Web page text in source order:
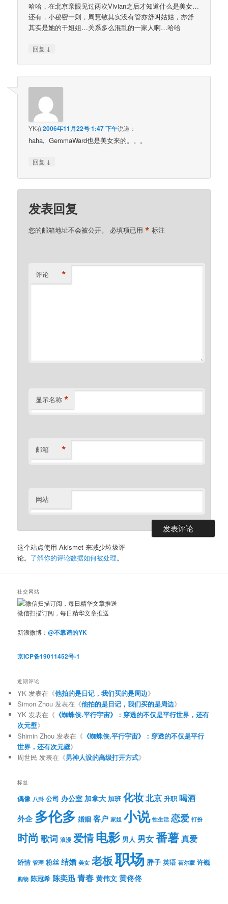
哈哈，在北京亲眼见过两次Vivian之后才知道什么是美女…
还有，小秘密一则，周慧敏其实没有管亦舒叫姑姑，亦舒
其实是她的干姐姐…关系多么混乱的一家人啊…哈哈
回复 ↓
YK在2006年11月22号 1:47 下午说道：
haha, GemmaWard也是美女来的。。。
回复 ↓
发表回复
您的邮箱地址不会被公开。 必填项已用* 标注
评论 *
显示名称 *
邮箱 *
网站
这个站点使用 Akismet 来减少垃圾评
论。 了解你的评论数据如何被处理。
社交网站
微信扫描订阅，每日精华文章推送
新浪微博：@不靠谱的YK
京ICP备19011452号-1
近期评论
YK 发表在《他拍的是日记，我们买的是周边》
Simon Zhou 发表在《他拍的是日记，我们买的是周边》
YK 发表在《 《蜘蛛侠.平行宇宙》：穿透的不仅是平行世界，还有
次元壁》
Shimin Zhou 发表在《 《蜘蛛侠.平行宇宙》：穿透的不仅是平行
世界，还有次元壁》
周世民 发表在《男神人设的高级打开方式》
标签
偶像 八卦 公司 办公室 加拿大 加班 化妆北京 升职 喝酒
外企 多伦多 婚姻 客户 家姐 小说 性生活 恋爱 打扮
时尚 歌词 浪漫 爱情电影 男人 男女番薯真爱
矫情 管理 粉丝 结婚 美女 老板职场 胖子 英语 荷尔蒙 许巍
购物 陈冠希 陈奕迅 青春 黄伟文 黄佟佟